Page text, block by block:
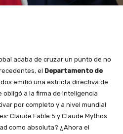
acaba de cruzar un punto de no
el Departamento de
emitió una estricta directiva de
a la firma de inteligencia
por completo y a nivel mundial
Claude Fable 5 y Claude Mythos
como absoluta? ¿Ahora el